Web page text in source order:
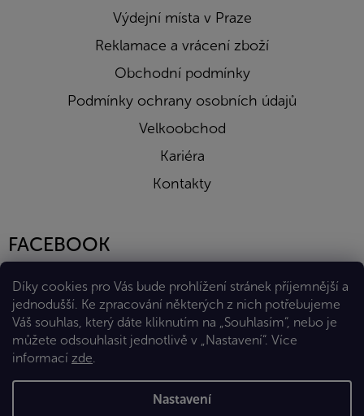
Díky cookies pro Vás bude prohlížení stránek příjemnější a
jednodušší. Ke zpracování některých z nich potřebujeme
Váš souhlas, který dáte kliknutím na „Souhlasím“, nebo je
můžete odsouhlasit jednotlivě v „Nastavení“. Více
informací zde.
Nastavení
Výdejní místa v Praze
Reklamace a vrácení zboží
Obchodní podmínky
Podmínky ochrany osobních údajů
Velkoobchod
Kariéra
Kontakty
FACEBOOK
Vytvořil Shoptet Premium